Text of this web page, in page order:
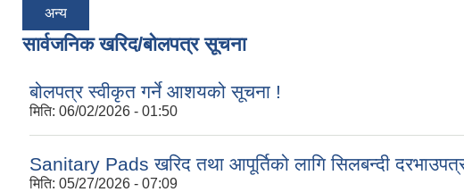
अन्य
सार्वजनिक खरिद/बोलपत्र सूचना
बोलपत्र स्वीकृत गर्ने आशयको सूचना !
मिति: 06/02/2026 - 01:50
Sanitary Pads खरिद तथा आपूर्तिको लागि सिलबन्दी
मिति: 05/27/2026 - 07:09